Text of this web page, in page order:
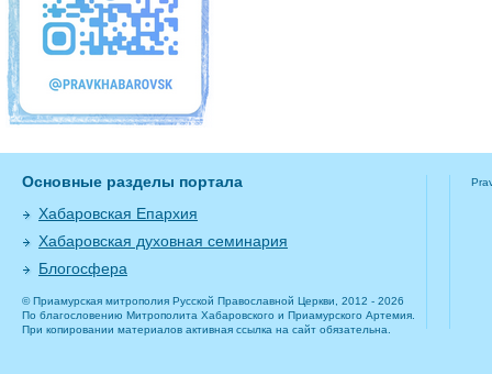
Основные разделы портала
Хабаровская Епархия
Хабаровская духовная семинария
Блогосфера
© Приамурская митрополия Русской Православной Церкви, 2012 - 2026
По благословению Митрополита Хабаровского и Приамурского Артемия.
При копировании материалов активная ссылка на сайт обязательна.